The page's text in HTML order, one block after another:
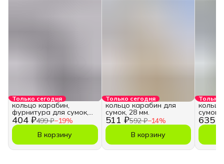
Только сегодня
404 ₽499 ₽−19%
кольцо карабин,
фурнитура для сумок,
28 мм.
В корзину
Только сегодня
511 ₽592 ₽−14%
кольцо карабин для
сумок, 28 мм.
В корзину
Только
635 ₽
сумок,